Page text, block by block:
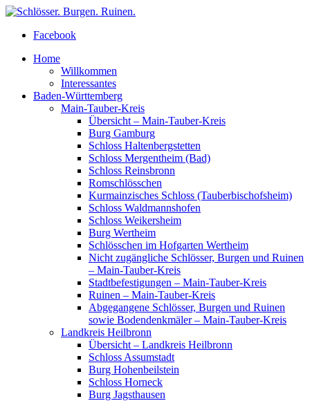
Facebook
Home
Willkommen
Interessantes
Baden-Württemberg
Main-Tauber-Kreis
Übersicht – Main-Tauber-Kreis
Burg Gamburg
Schloss Haltenbergstetten
Schloss Mergentheim (Bad)
Schloss Reinsbronn
Romschlösschen
Kurmainzisches Schloss (Tauberbischofsheim)
Schloss Waldmannshofen
Schloss Weikersheim
Burg Wertheim
Schlösschen im Hofgarten Wertheim
Nicht zugängliche Schlösser, Burgen und Ruinen
– Main-Tauber-Kreis
Stadtbefestigungen – Main-Tauber-Kreis
Ruinen – Main-Tauber-Kreis
Abgegangene Schlösser, Burgen und Ruinen
sowie Bodendenkmäler – Main-Tauber-Kreis
Landkreis Heilbronn
Übersicht – Landkreis Heilbronn
Schloss Assumstadt
Burg Hohenbeilstein
Schloss Horneck
Burg Jagsthausen